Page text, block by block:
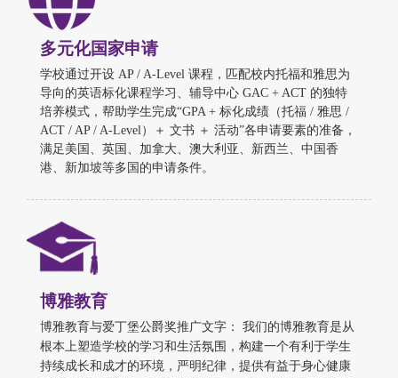
多元化国家申请
学校通过开设 AP / A-Level 课程，匹配校内托福和雅思为
导向的英语标化课程学习、辅导中心 GAC + ACT 的独特
培养模式，帮助学生完成“GPA + 标化成绩（托福 / 雅思 /
ACT / AP / A-Level）＋ 文书 ＋ 活动”各申请要素的准备，
满足美国、英国、加拿大、澳大利亚、新西兰、中国香
港、新加坡等多国的申请条件。
博雅教育
博雅教育与爱丁堡公爵奖推广文字： 我们的博雅教育是从
根本上塑造学校的学习和生活氛围，构建一个有利于学生
持续成长和成才的环境，严明纪律，提供有益于身心健康